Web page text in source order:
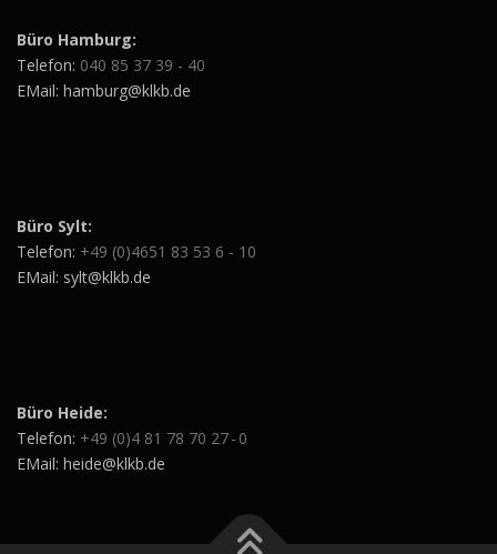
Büro Hamburg:
Telefon: 040 85 37 39 - 40
EMail: hamburg@klkb.de
Büro Sylt:
Telefon: +49 (0)4651 83 53 6 - 10
EMail: sylt@klkb.de
Büro Heide:
Telefon: +49 (0)4 81 78 70 27 - 0
EMail: heide@klkb.de